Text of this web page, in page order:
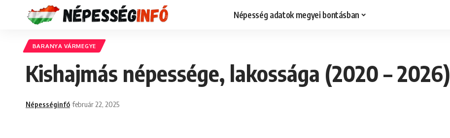
Népesség adatok megyei bontásban
BARANYA VÁRMEGYE
Kishajmás népessége, lakossága (2020 – 2026)
Népességinfó február 22, 2025